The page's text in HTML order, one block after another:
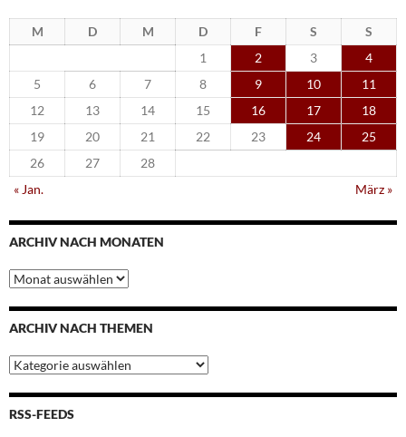
M D M D F S
S
1
2 3
4
5
6 7 8 9 10
11
12
13 14 15 16 17
18
19
20 21 22 23 24
25
26
27
28
« Jan.
März »
ARCHIV NACH MONATEN
Archiv
nach
Monaten
ARCHIV NACH THEMEN
Archiv
nach
Themen
RSS-FEEDS